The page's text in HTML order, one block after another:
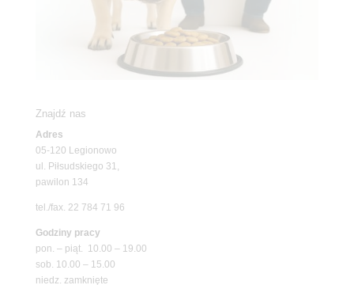
Znajdź nas
Adres
05-120 Legionowo
ul. Piłsudskiego 31,
pawilon 134
tel./fax. 22 784 71 96
Godziny pracy
pon. – piąt. 10.00 – 19.00
sob. 10.00 – 15.00
niedz. zamknięte